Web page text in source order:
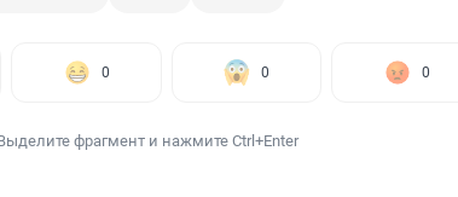
0 0 0
фрагмент и нажмите Ctrl+Enter